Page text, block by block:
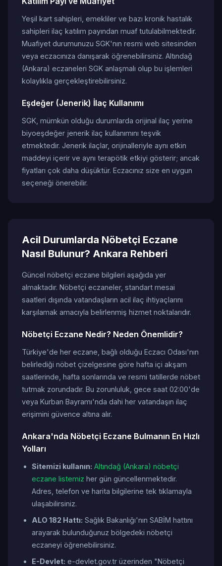
Yeşil kart sahipleri, emekliler ve bazı kronik hastalık
sahipleri ilaç katılım payından muaf tutulabilmektedir.
Muafiyet durumunuzu SGK'nın resmi web sitesinden
veya eczacınıza danışarak öğrenebilirsiniz. Altındağ
(Ankara) eczaneleri SGK anlaşmalı olup bu işlemleri
kolaylıkla gerçekleştirebilirsiniz.
Eşdeğer (Jenerik) İlaç Kullanımı
SGK, mümkün olduğu durumlarda orijinal ilaç yerine
biyoeşdeğer jenerik ilaç kullanımını teşvik
etmektedir. Jenerik ilaçlar, orijinalleriyle aynı etkin
maddeyi içerir ve aynı terapötik etkiyi gösterir; ancak
fiyatları çok daha düşüktür. Eczacınız size en uygun
seçeneği önerebilir.
Acil Durumlarda Nöbetçi Eczane
Nasıl Bulunur? Ankara Rehberi
Güncel nöbetçi eczane bilgileri aşağıda yer
almaktadır. Nöbetçi eczaneler, standart mesai
saatleri dışında vatandaşların acil ilaç ihtiyaçlarını
karşılamak amacıyla belirlenmiş hizmet noktalarıdır.
Nöbetçi Eczane Nedir? Neden Önemlidir?
Türkiye'de her eczane, bağlı olduğu Eczacı Odası'nın
belirlediği nöbet çizelgesine göre hafta içi akşam
saatlerinde, hafta sonlarında ve resmi tatillerde nöbet
tutmak zorundadır. Bu zorunluluk, gece saat 02:00'de
veya Kurban Bayramı'nda dahi her vatandaşın ilaç
erişimini güvence altına alır.
Ankara'nda Nöbetçi Eczane Bulmanın En Hızlı
Yolları
Sitemizi kullanın: Altındağ (Ankara) nöbetçi
eczane listemiz her gün güncellenmektedir.
Adres, telefon ve harita bilgilerine tek tıklamayla
ulaşabilirsiniz.
ALO 182 Hattı: Sağlık Bakanlığı'nın SABİM hattını
arayarak bulunduğunuz bölgedeki nöbetçi
eczaneyi öğrenebilirsiniz.
E-Devlet: e-devlet.gov.tr üzerinden "Nöbetçi